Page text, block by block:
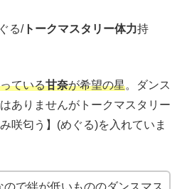
る/トークマスタリー体力持
ている甘奈が希望の星。ダンス
ありませんがトークマスタリー
咲匂う】(めぐる)を入れていま
ので絆が低いもののダンスマス